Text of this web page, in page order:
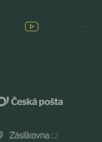
Instagram